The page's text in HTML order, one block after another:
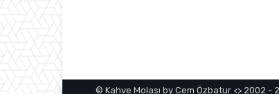
© Kahve Molası by Cem Özbatur <> 2002 -